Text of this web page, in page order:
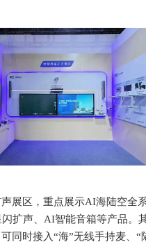
展区，重点展示AI海陆空全
扩声、AI智能音箱等产品。
同时接入“海”无线手持麦、“